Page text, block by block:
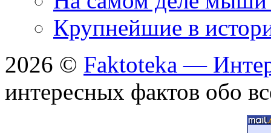
Крупнейшие в
2026 © Faktoteka —
интересных фактов обо